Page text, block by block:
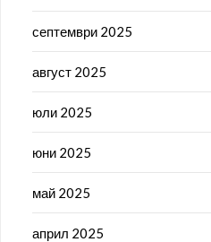
септември 2025
август 2025
юли 2025
юни 2025
май 2025
април 2025